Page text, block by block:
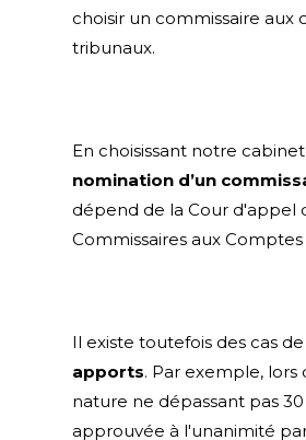
choisir un commissaire aux
tribunaux.
En choisissant notre cabinet
nomination d’un
dépend de la Cour d'appel
Commissaires aux
Il existe toutefois des cas
apports. Par exemple, lors
nature ne dépassant pas
approuvée à l'unanimité